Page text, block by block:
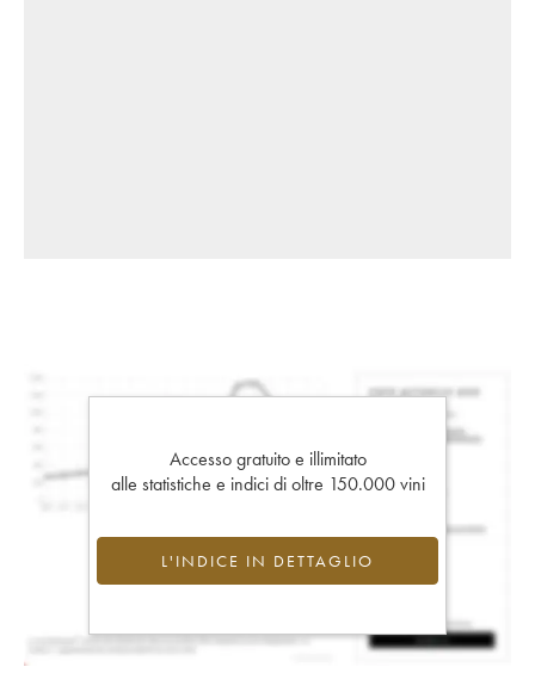
Accesso gratuito e illimitato
alle statistiche e indici di oltre 150.000 vini
L'INDICE IN DETTAGLIO